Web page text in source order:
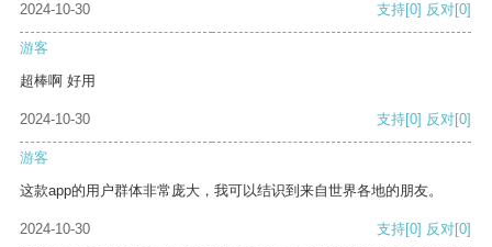
2024-10-30 支持[0] 反对[0]
游客
超棒啊 好用
2024-10-30 支持[0] 反对[0]
游客
这款app的用户群体非常庞大，我可以结识到来自世界各地的朋友。
2024-10-30 支持[0] 反对[0]